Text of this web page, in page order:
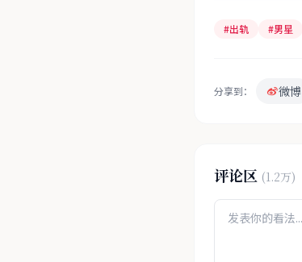
#出轨 #男星
分享到： 微博
评论区 (1.2万)